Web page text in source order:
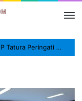
Kodam XXIII/Palaka Wira Ziarah ke TMP Tatura Peringati HUT ke-1